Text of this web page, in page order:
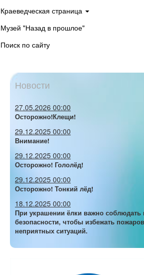
Краеведческая страница
Музей "Назад в прошлое"
Поиск по сайту
Новости
27.05.2026 00:00
Осторожно!Клещи!
29.12.2025 00:00
Внимание!
29.12.2025 00:00
Осторожно! Гололёд!
29.12.2025 00:00
Осторожно! Тонкий лёд!
18.12.2025 00:00
При украшении ёлки важно соблюдать
безопасности, чтобы избежать
неприятных ситуаций.